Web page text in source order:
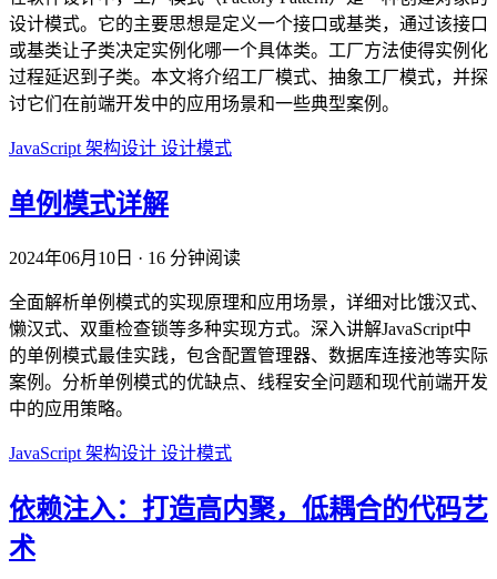
设计模式。它的主要思想是定义一个接口或基类，通过该接口
或基类让子类决定实例化哪一个具体类。工厂方法使得实例化
过程延迟到子类。本文将介绍工厂模式、抽象工厂模式，并探
讨它们在前端开发中的应用场景和一些典型案例。
JavaScript架构设计 设计模式
单例模式详解
2024年06月10日 · 16 分钟阅读
全面解析单例模式的实现原理和应用场景，详细对比饿汉式、
懒汉式、双重检查锁等多种实现方式。深入讲解JavaScript中
的单例模式最佳实践，包含配置管理器、数据库连接池等实际
案例。分析单例模式的优缺点、线程安全问题和现代前端开发
中的应用策略。
JavaScript 架构设计 设计模式
依赖注入：打造高内聚，低耦合的代码艺
术